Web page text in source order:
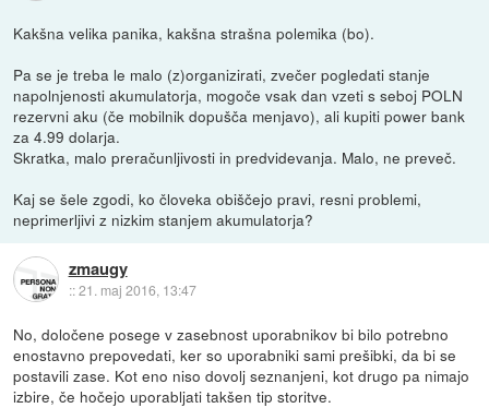
Kakšna velika panika, kakšna strašna polemika (bo).
Pa se je treba le malo (z)organizirati, zvečer pogledati stanje
napolnjenosti akumulatorja, mogoče vsak dan vzeti s seboj POLN
rezervni aku (če mobilnik dopušča menjavo), ali kupiti power bank
za 4.99 dolarja.
Skratka, malo preračunljivosti in predvidevanja. Malo, ne preveč.
Kaj se šele zgodi, ko človeka obiščejo pravi, resni problemi,
neprimerljivi z nizkim stanjem akumulatorja?
zmaugy
::21. maj 2016, 13:47
No, določene posege v zasebnost uporabnikov bi bilo potrebno
enostavno prepovedati, ker so uporabniki sami prešibki, da bi se
postavili zase. Kot eno niso dovolj seznanjeni, kot drugo pa nimajo
izbire, če hočejo uporabljati takšen tip storitve.